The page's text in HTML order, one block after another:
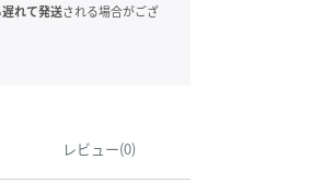
れて発送される場合がござ
レビュー(0)